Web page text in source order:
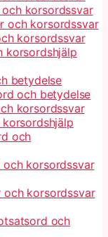
korsordssvar
och korsordssvar
korsordssvar
korsordshjälp
betydelse
och betydelse
korsordssvar
och
och korsordssvar
och korsordssvar
och